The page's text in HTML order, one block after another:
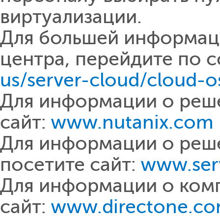
виртуализации.
Для большей
центра, перейдите по
us/server-cloud/cloud-
Для информации о
сайт: www.nutanix.com
Для информации о
посетите сайт:
Для информации о
сайт: